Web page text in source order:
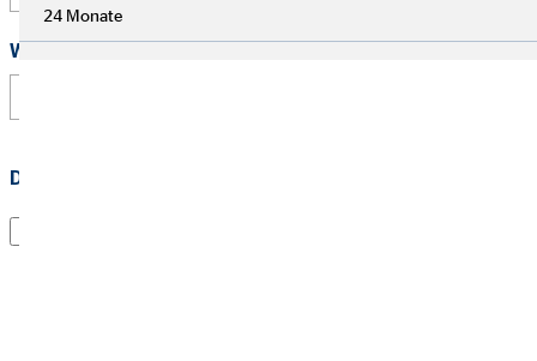
Wie hast Du von uns erfahren?
Datenschutz
24 Monate